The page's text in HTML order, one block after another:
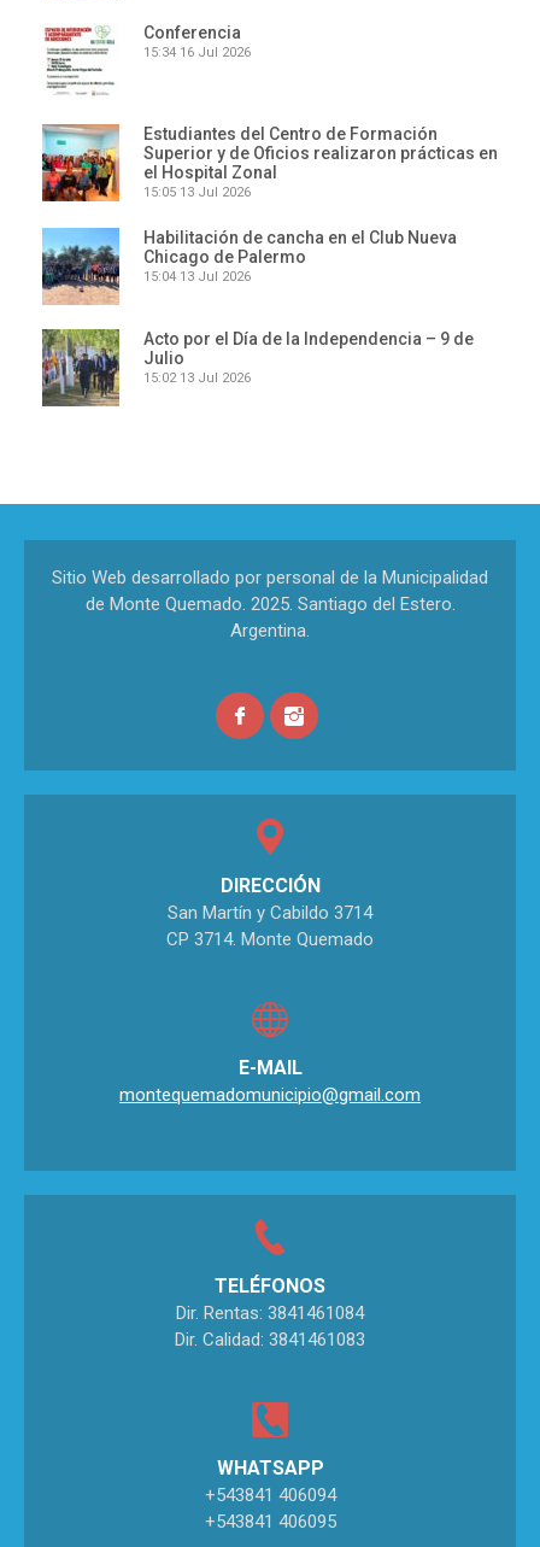
Conferencia
15:34 16 Jul 2026
Estudiantes del Centro de Formación
Superior y de Oficios realizaron prácticas en
el Hospital Zonal
15:05 13 Jul 2026
Habilitación de cancha en el Club Nueva
Chicago de Palermo
15:04 13 Jul 2026
Acto por el Día de la Independencia – 9 de
Julio
15:02 13 Jul 2026
Sitio Web desarrollado por personal de la Municipalidad
de Monte Quemado. 2025. Santiago del Estero.
Argentina.
DIRECCIÓN
San Martín y Cabildo 3714
CP 3714. Monte Quemado
E-MAIL
montequemadomunicipio@gmail.com
TELÉFONOS
Dir. Rentas: 3841461084
Dir. Calidad: 3841461083
WHATSAPP
+543841 406094
+543841 406095